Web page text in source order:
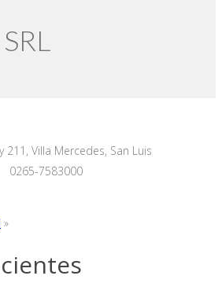
211, Villa Mercedes, San Luis
0265-7583000
»